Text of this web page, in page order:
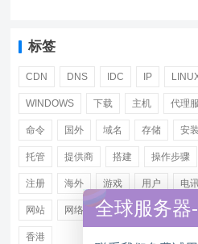
标签
CDN DNS IDC IP
WINDOWS 下载 主机 代理
命令 国外 域名 存储 安装
托管 提供商 搭建 操作步骤
注册 海外 游戏 用户 电
网站 网络 腾讯 虚拟主机
香港
全球服务器